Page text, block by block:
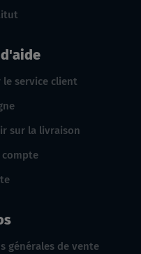
le service client
sur la livraison
compte
générales de vente